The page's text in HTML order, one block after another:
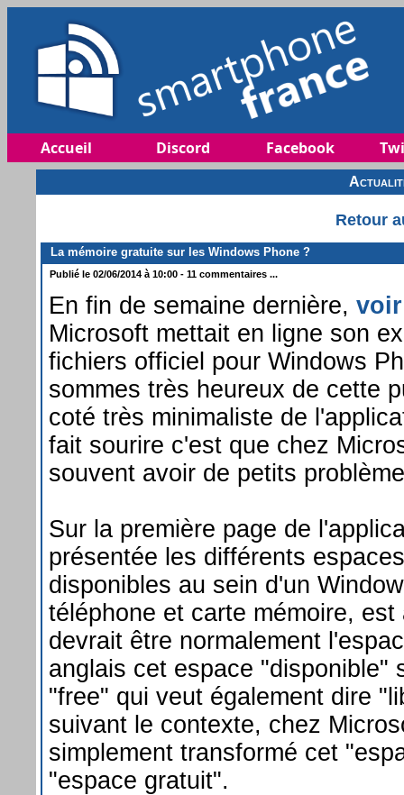
Accueil Discord Facebook
Retour
La mémoire gratuite sur les Windows Phone ?
Publié le 02/06/2014 à 10:00 - 11 commentaires ...
En fin de semaine dernière,
Microsoft mettait en ligne son
fichiers officiel pour Windows
sommes très heureux de cette
coté très minimaliste de
fait sourire c'est que chez
souvent avoir de petits
Sur la première page de
présentée les différents
disponibles au sein d'un
téléphone et carte mémoire,
devrait être normalement
anglais cet espace "disponible"
"free" qui veut également dire
suivant le contexte, chez
simplement transformé cet
"espace gratuit".